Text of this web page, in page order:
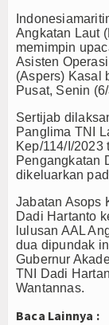
News
Olahraga
Religi
Opini
Pelabuhan
Politik
Seni & Budaya
Angkatan Laut
memimpin
Asisten
(Aspers) Kasal
Pusat, Senin
Sertijab
Panglima TNI
Kep/114/I/2023
Pengangkatan
dikeluarkan
Jabatan Asops
Dadi Hartanto
lulusan AAL
dua dipundak
Gubernur
TNI Dadi
Wantannas.
Baca Lainnya :